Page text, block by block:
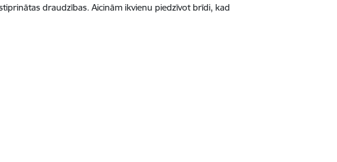
draudzības. Aicinām ikvienu piedzīvot brīdi, kad